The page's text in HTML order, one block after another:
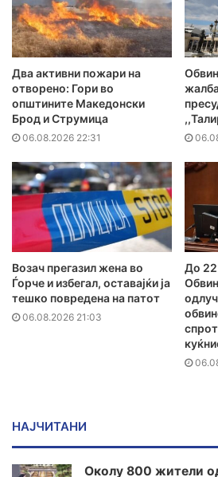
Два активни пожари на
отворено: Гори во
општините Македонски
Брод и Струмица
06.08.2026 22:31
Возач прегазил жена во
Ѓорче и избегал, оставајќи ја
тешко повредена на патот
06.08.2026 21:03
До 22
НАЈЧИТАНИ
Околу 800 жители